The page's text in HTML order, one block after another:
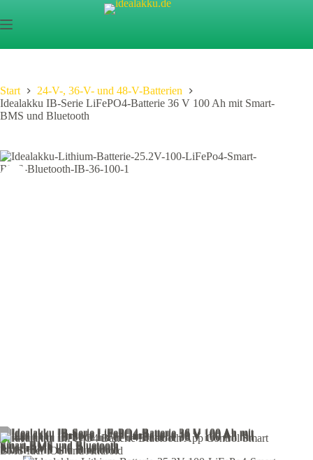
Inhalt
springen
Start
24-V-, 36-V- und 48-V-Batterien
Idealakku IB-Serie LiFePO4-Batterie 36 V 100 Ah mit Smart-
BMS und Bluetooth